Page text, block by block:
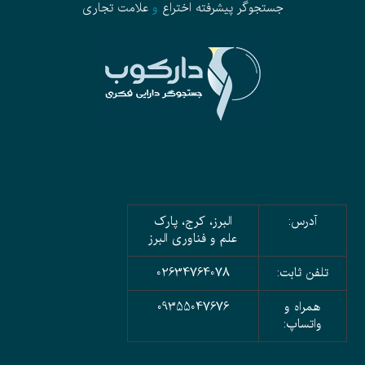
جستجوگر پیشرفته اختراع وعلامت تجاری
آدرس:
البرز، کرج، پارک
علم و فناوری البرز
تلفن ثابت:
02634764078
همراه و
واتساپ:
09355047676